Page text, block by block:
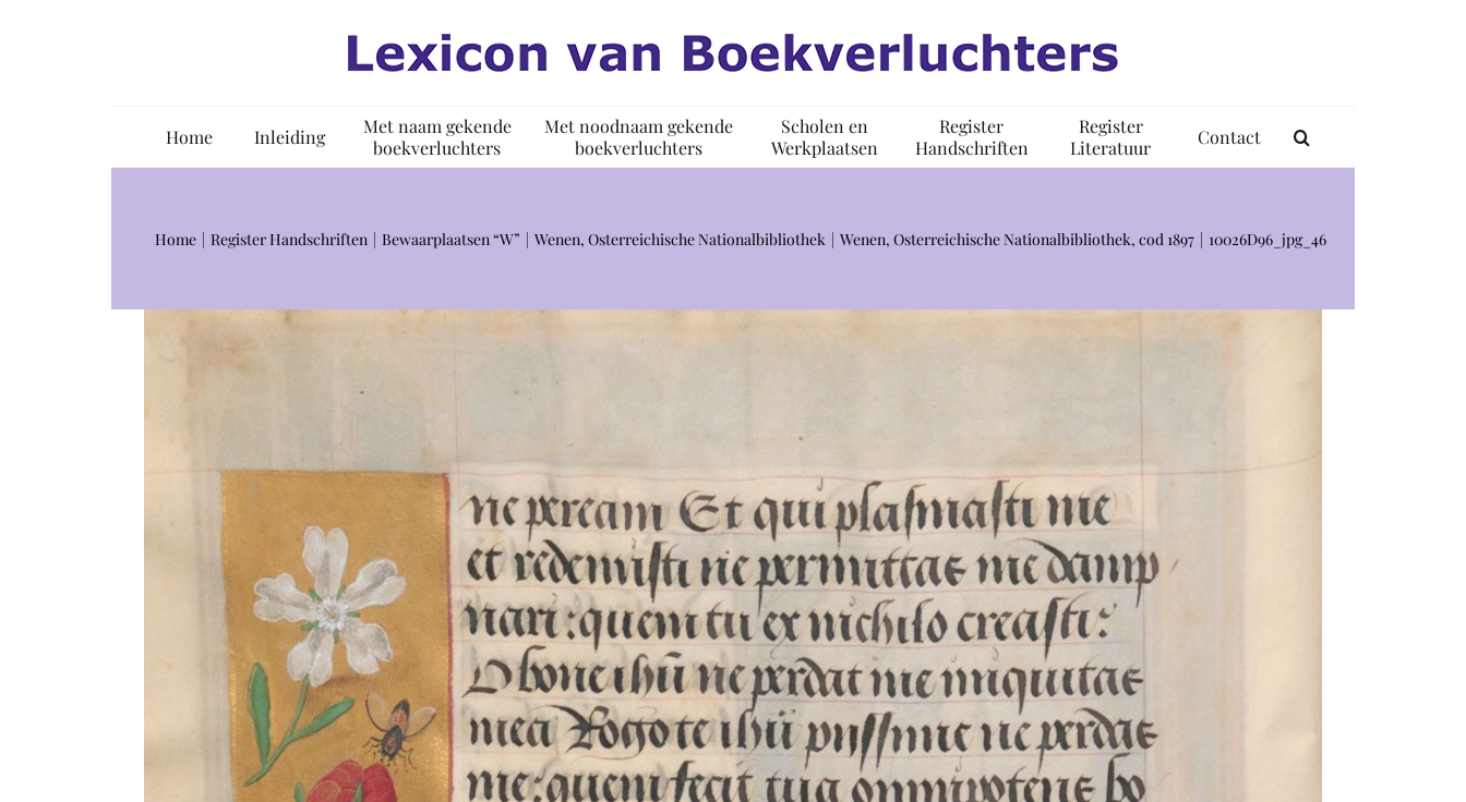
Home Inleiding
Met naam gekende
boekverluchters
Met noodnaam gekende
boekverluchters
Scholen en
Werkplaatsen
Register
Handschriften
Register
Literatuur
Contact
Home Register Handschriften Bewaarplaatsen “W” Wenen, Osterreichische Nationalbibliothek Wenen, Osterreichische Nationalbibliothek, cod 1897 10026D96_jpg_46